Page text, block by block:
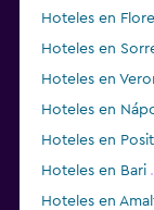
Hoteles en
Hoteles en
Hoteles en
Hoteles en
Hoteles en
Hoteles en Bari
Hoteles en